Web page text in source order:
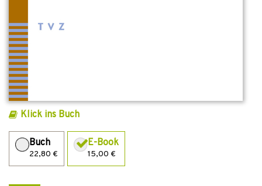
Klick ins Buch
Buch
22,80 €
E-Book
15,00 €